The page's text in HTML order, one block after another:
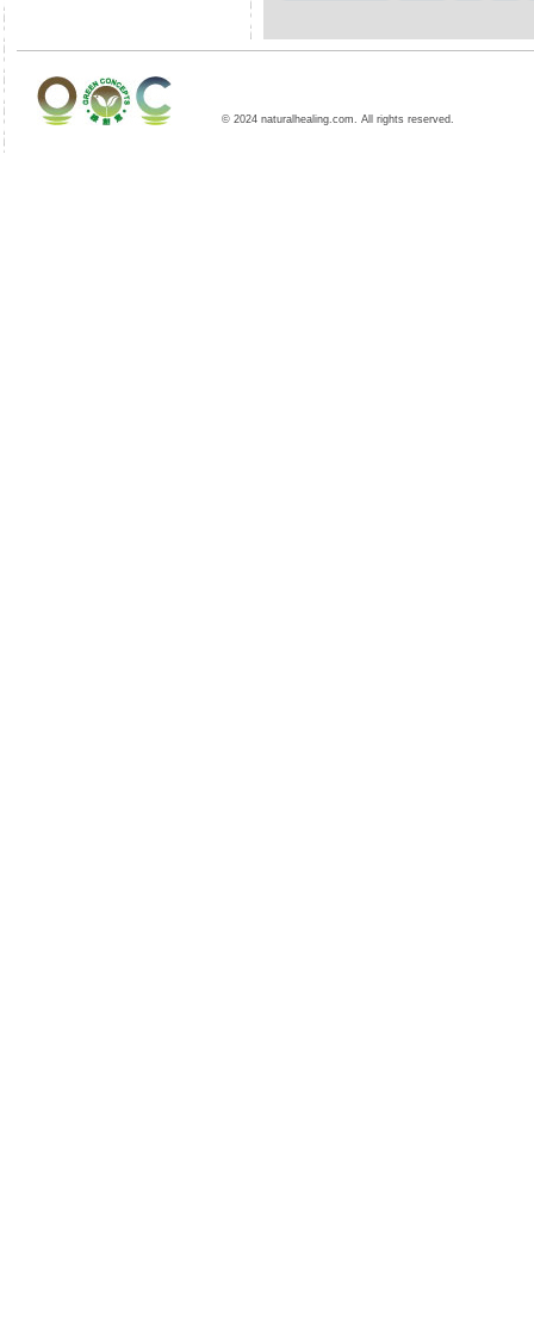
© 2024 naturalhealing.com. All rights reserved.